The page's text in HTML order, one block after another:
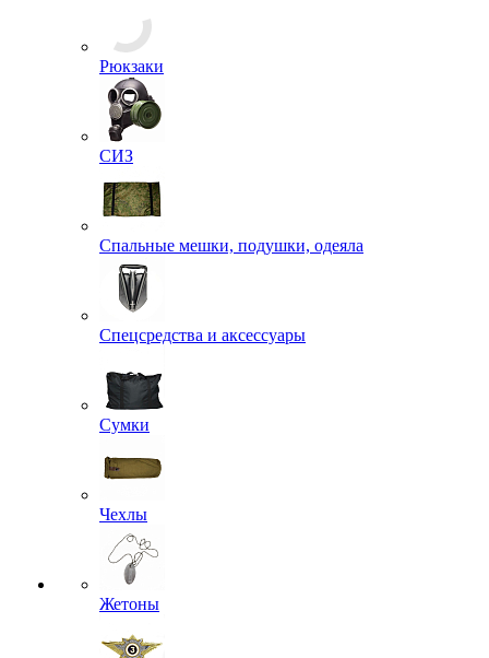
Разгрузочное снаряжение
Рюкзаки
СИЗ
Спецсредства и аксессуары
Сумки
Чехлы